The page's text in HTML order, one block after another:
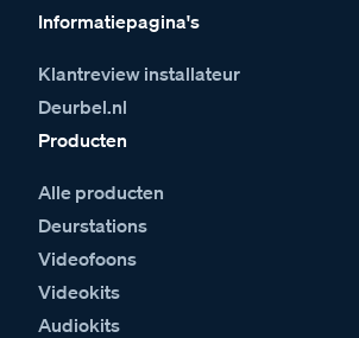
Informatiepagina's
Klantreview installateur
Deurbel.nl
Producten
Alle producten
Deurstations
Videofoons
Videokits
Audiokits